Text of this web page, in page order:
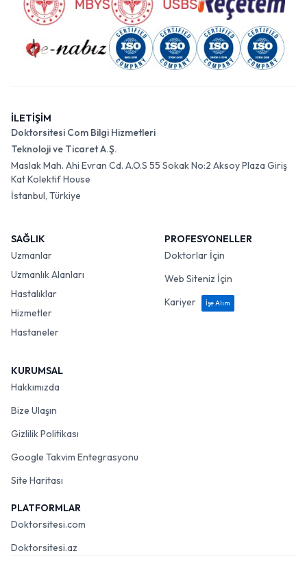
İLETİŞİM
Doktorsitesi Com Bilgi Hizmetleri
Teknoloji ve Ticaret A.Ş.
Maslak Mah. Ahi Evran Cd. A.O.S 55 Sokak No:2 Aksoy Plaza Giriş
Kat Kolektif House
İstanbul, Türkiye
SAĞLIK
Uzmanlar
Uzmanlık Alanları
Hastalıklar
Hizmetler
Hastaneler
PROFESYONELLER
Doktorlar İçin
Web Siteniz İçin
Kariyer
İşe Alım
KURUMSAL
Hakkımızda
Bize Ulaşın
Gizlilik Politikası
Google Takvim Entegrasyonu
Site Haritası
PLATFORMLAR
Doktorsitesi.com
Doktorsitesi.az